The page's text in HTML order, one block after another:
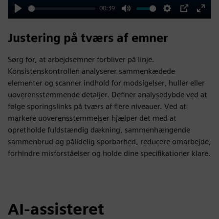
Play
00:39
Mute Settings
PIP
Enter
Justering på tværs af emner
Sørg for, at arbejdsemner forbliver på linje.
Konsistenskontrollen analyserer sammenkædede
elementer og scanner indhold for modsigelser, huller eller
uoverensstemmende detaljer. Definer analysedybde ved at
følge sporingslinks på tværs af flere niveauer. Ved at
markere uoverensstemmelser hjælper det med at
opretholde fuldstændig dækning, sammenhængende
sammenbrud og pålidelig sporbarhed, reducere omarbejde,
forhindre misforståelser og holde dine specifikationer klare.
AI-assisteret